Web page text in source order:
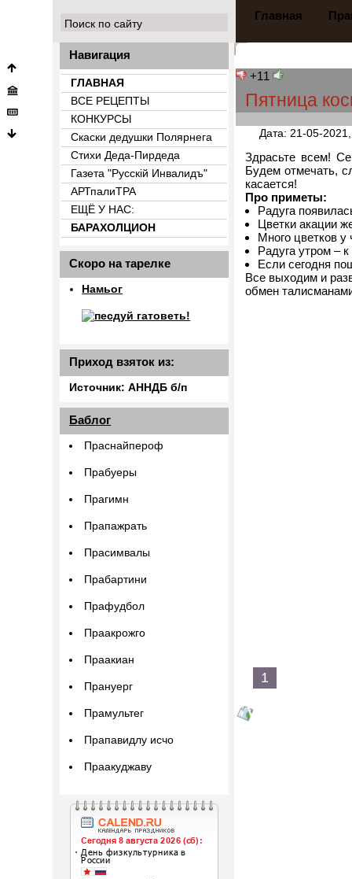
Главная
+11
Пятница
Дата: 21-05-
Здрасьте всем!
Будем отмечать,
касается!
Про приметы:
Радуга
Цветки акации
Много цветков у
Радуга утром –
Если сегодня
Все выходим и
обмен
1
Навигация
ГЛАВНАЯ
ВСЕ РЕЦЕПТЫ
КОНКУРСЫ
Скаски дедушки Полярнега
Стихи Деда-Пирдеда
Газета "Русскiй Инвалидъ"
АРТпалиТРА
ЕЩЁ У НАС:
БАРАХОЛЦИОН
Скоро на тарелке
Намьог
Приход взяток из:
Источник: АННДБ б/п
Баблог
Праснайпероф
Прабуеры
Прагимн
Прапажрать
Прасимвалы
Прабартини
Прафудбол
Праакрожго
Праакиан
Прануерг
Прамультег
Прапавидлу исчо
Праакуджаву